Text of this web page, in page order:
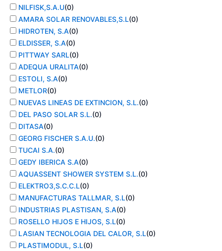
NILFISK,S.A.U(0)
AMARA SOLAR RENOVABLES,S.L(0)
HIDROTEN, S.A(0)
ELDISSER, S.A(0)
PITTWAY SARL(0)
ADEQUA URALITA(0)
ESTOLI, S.A(0)
METLOR(0)
NUEVAS LINEAS DE EXTINCION, S.L.(0)
DEL PASO SOLAR S.L.(0)
DITASA(0)
GEORG FISCHER S.A.U.(0)
TUCAI S.A.(0)
GEDY IBERICA S.A(0)
AQUASSENT SHOWER SYSTEM S.L.(0)
ELEKTRO3,S.C.C.L(0)
MANUFACTURAS TALLMAR, S.L(0)
INDUSTRIAS PLASTISAN, S.A(0)
ROSELLO HIJOS E HIJOS, S.L(0)
LASIAN TECNOLOGIA DEL CALOR, S.L(0)
PLASTIMODUL, S.L(0)